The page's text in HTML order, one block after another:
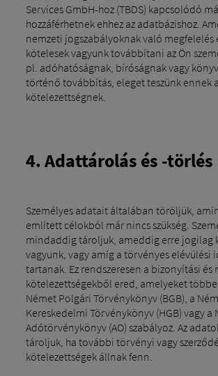
Services GmbH-hoz (TBDS) kapcsolódó
hozzáférhetnek ehhez az adatbázishoz.
nemzeti jogszabályoknak való megfelelés
kötelesek vagyunk továbbítani az Ön
pl. adóhatóságnak, bíróságnak vagy
történő továbbítás, eleget teszünk ennek a
kötelezettségnek.
4. Adattárolás és -törlés
Személyes adatait általában töröljük,
említett célokból már nincs szükség.
mindaddig tároljuk, ameddig erre jogilag
vagyunk, vagy amíg a törvényes elévülési
tartanak. Ez rendszeresen a bizonyítási
kötelezettségekből ered, amelyeket
Német Polgári Törvénykönyv (BGB), a
Kereskedelmi Törvénykönyv (HGB) vagy a
Adótörvénykönyv (AO) szabályoz. Az
tároljuk, ha további törvényi vagy
kötelezettségek állnak fenn.